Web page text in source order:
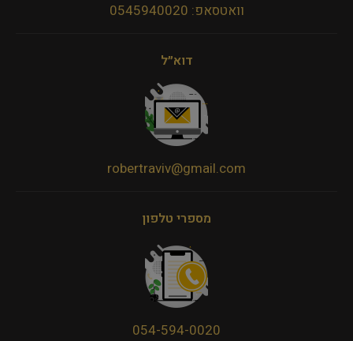
וואטסאפ: 0545940020
דוא״ל
robertraviv@gmail.com
מספרי טלפון
054-594-0020